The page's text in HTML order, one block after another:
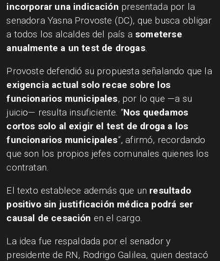
incorporar una indicación presentada por la
senadora Yasna Provoste (DC), que busca obligar
a todos los alcaldes del país a someterse
anualmente a un test de drogas.
Provoste defendió su propuesta señalando que la
exigencia actual solo recae sobre los
funcionarios municipales, por lo que —a su
juicio— resulta insuficiente. “Nos quedamos
cortos solo al exigir el test de droga a los
funcionarios municipales”, afirmó, recordando
que son los propios jefes comunales quienes los
contratan.
El texto establece además que un resultado
positivo sin justificación médica podrá ser
causal de cesación en el cargo.
La idea fue respaldada por el senador y
presidente de RN, Rodrigo Galilea, quien destacó